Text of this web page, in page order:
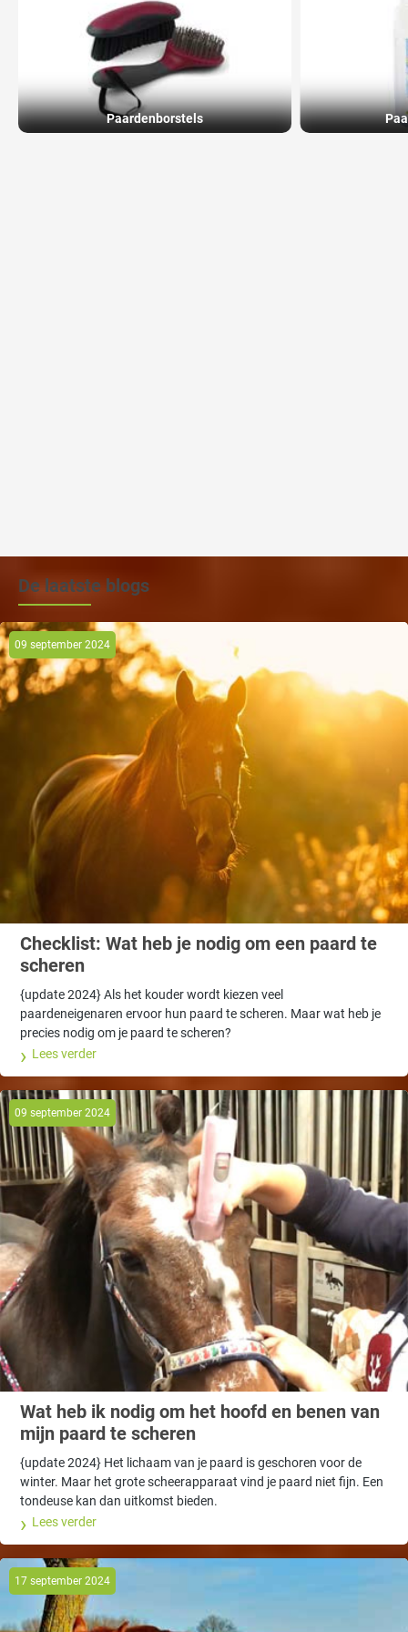
Paardenborstels
De laatste blogs
09 september 2024
Checklist: Wat heb je nodig om een paard te
scheren
{update 2024} Als het kouder wordt kiezen veel
paardeneigenaren ervoor hun paard te scheren. Maar wat heb je
precies nodig om je paard te scheren?
Lees verder
09 september 2024
Wat heb ik nodig om het hoofd en benen van
mijn paard te scheren
{update 2024} Het lichaam van je paard is geschoren voor de
winter. Maar het grote scheerapparaat vind je paard niet fijn. Een
tondeuse kan dan uitkomst bieden.
Lees verder
17 september 2024